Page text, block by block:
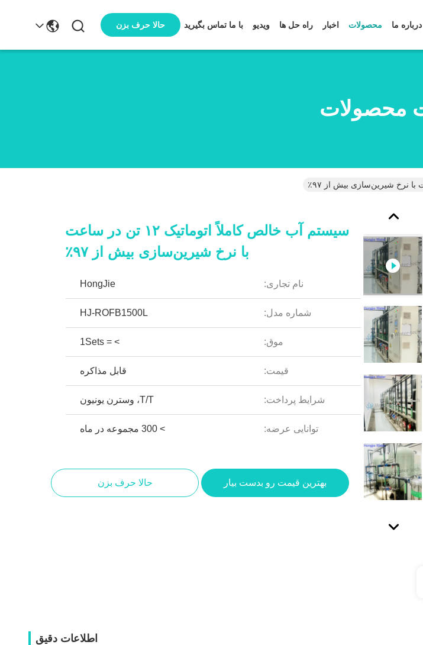
درباره ما محصولات اخبار راه حل ها ویدیو با ما تماس بگیرید حالا حرف بزن
محصولات
سیستم آب خالص کاملاً اتوماتیک ۱۲ تن در ساعت
با نرخ شیرین‌سازی بیش از ۹۷٪
نام تجاری: HongJie
شماره مدل: HJ-ROFB1500L
موق: > = 1Sets
قیمت: قابل مذاکره
شرایط پرداخت: T/T، وسترن یونیون
توانایی عرضه: > 300 مجموعه در ماه
بهترین قیمت رو بدست بیار حالا حرف بزن
اطلاعات دقیق